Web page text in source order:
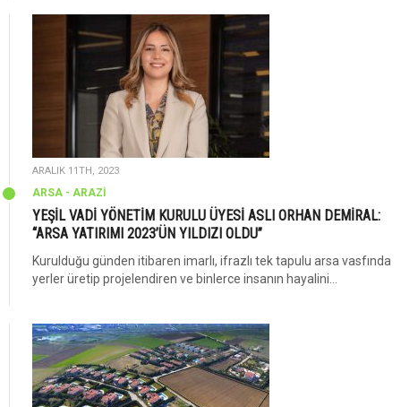
ARALIK 11TH, 2023
ARSA - ARAZİ
YEŞİL VADİ YÖNETİM KURULU ÜYESİ ASLI ORHAN DEMİRAL:
“ARSA YATIRIMI 2023’ÜN YILDIZI OLDU”
Kurulduğu günden itibaren imarlı, ifrazlı tek tapulu arsa vasfında
yerler üretip projelendiren ve binlerce insanın hayalini...